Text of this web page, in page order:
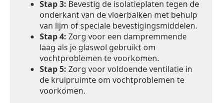
Stap 3: Bevestig de isolatieplaten tegen de
onderkant van de vloerbalken met behulp
van lijm of speciale bevestigingsmiddelen.
Stap 4: Zorg voor een dampremmende
laag als je glaswol gebruikt om
vochtproblemen te voorkomen.
Stap 5: Zorg voor voldoende ventilatie in
de kruipruimte om vochtproblemen te
voorkomen.